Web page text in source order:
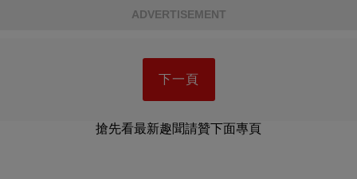
ADVERTISEMENT
下一頁
搶先看最新趣聞請贊下面專頁